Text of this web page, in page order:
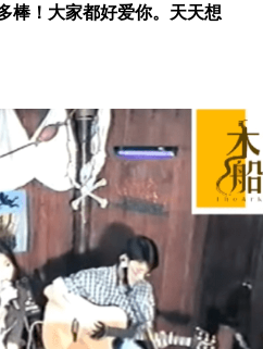
棒！大家都好爱你。天天想